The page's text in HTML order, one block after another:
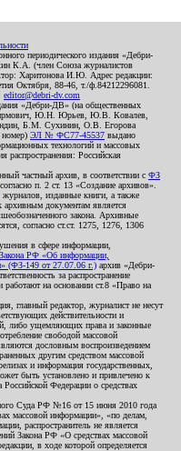
периодического издания «Дебри-
К.А. (член Союза журналистов
Харитонова И.Ю. Адрес редакции:
Октября, 88-46, т./ф.84212296081.
editor@debri-dv.com
«Дебри-ДВ» (на общественных
Ю.Н. Юрьев, Ю.В. Ковалев,
Б.М. Сухинин, О.В. Егорова
номер) ЭЛ № ФС77-45537 выдано
технологий и массовых
распространения: Российская
частный архив, в соответствии с ФЗ
, согласно п. 2 ст. 13 «Создание архивов».
журналов, изданные книги, а также
архивным документам является
закона. Архивные
согласно ст.ст. 1275, 1276, 1306
в сфере информации,
Закона РФ «Об информации,
(ФЗ-149 от 27.07.06 г.) архив «Дебри-
за распространение
на основании ст.8 «Право на
главный редактор, журналист не несут
действительности и
либо ущемляющих права и законные
свободой массовой
дословным воспроизведением
другим средством массовой
и информация государственных,
быть установлено и привлечено к
Российской Федерации о средствах
Суда РФ №16 от 15 июня 2010 года
массовой информации», «по делам,
распространитель не является
Закона РФ «О средствах массовой
в ходе которой определяется